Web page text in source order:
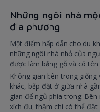
Những ngôi nhà
địa phương
Một điểm hấp dẫn cho du
những ngôi nhà nhỏ của
được làm bằng gỗ và có tên
Không gian bên trong
khác, bếp đặt ở giữa nhà
gian để ngủ phía trong.
xích đu, thậm chí có thể